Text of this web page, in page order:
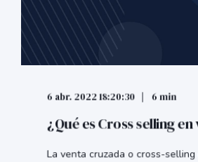
6 abr. 2022 18:20:30 6 min
¿Qué es Cross selling en
La venta cruzada o cross-